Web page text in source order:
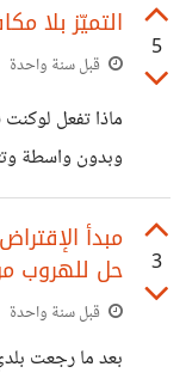
لنا الأحاديث
كانت تبعث روح
الثقافات العربية.
5
التميّز بلا
قبل سنة واحدة
ماذا تفعل
وبدون واسطة
في عملك مدة
كلها امتياز
الوظيفي؟
3
مبدأ
حل للهروب
قبل سنة واحدة
بعد ما رجعت